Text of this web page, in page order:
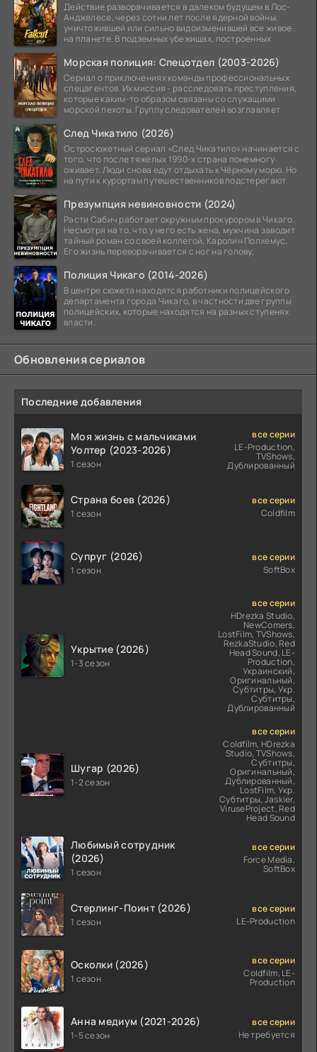
Действие разворачивается в далеком будущем в Лос-
Анджелесе, через сотни лет после ядерной войны,
уничтожившей или сильно видоизменившей все живое
на планете. В подземных убежищах, построенных
Морская полиция: Спецотдел (2003-2026)
Сериал о приключениях команды профессиональных
спецагентов. Их миссия - расследовать преступления,
которые каким-то образом связаны со служащими
морской пехоты. Группу следователей возглавляет
След Чикатило (2026)
Остросюжетный сериал «След Чикатило» начинается с
того, что после тяжёлых 1990-х страна понемногу
оживает. Люди снова едут отдыхать к Чёрному морю. Но
на пути к курортам путешественников подстерегают
Презумпция невиновности (2024)
Расти Сабич работает окружным прокурором в Чикаго.
Несмотря на то, что у него есть жена, мужчина заводит
тайный роман со своей коллегой, Каролин Полхемус.
Его жизнь переворачивается с ног на голову,
Полиция Чикаго (2014-2026)
В центре сюжета находятся работники полицейского
департамента города Чикаго, в частности две группы
полицейских, которые находятся на разных ступенях
власти.
Обновления сериалов
Последние добавления
Моя жизнь с мальчиками
Уолтер (2023-2026)
1 сезон
все серии
LE-Production,
TVShows,
Дублированный
Страна боев (2026)
1 сезон
все серии
Coldfilm
Супруг (2026)
1 сезон
все серии
SoftBox
Укрытие (2026)
1-3 сезон
все серии
HDrezka Studio,
NewComers,
LostFilm, TVShows,
RezkaStudio, Red
Head Sound, LE-
Production,
Украинский,
Оригинальный,
Субтитры, Укр.
Субтитры,
Дублированный
Шугар (2026)
1-2 сезон
все серии
Coldfilm, HDrezka
Studio, TVShows,
Субтитры,
Оригинальный,
Дублированный,
LostFilm, Укр.
Субтитры, Jaskier,
ViruseProject, Red
Head Sound
Любимый сотрудник
(2026)
1 сезон
все серии
Force Media,
SoftBox
Стерлинг-Поинт (2026)
1 сезон
все серии
LE-Production
Осколки (2026)
1 сезон
все серии
Coldfilm, LE-
Production
Анна медиум (2021-2026)
1-5 сезон
все серии
Не требуется